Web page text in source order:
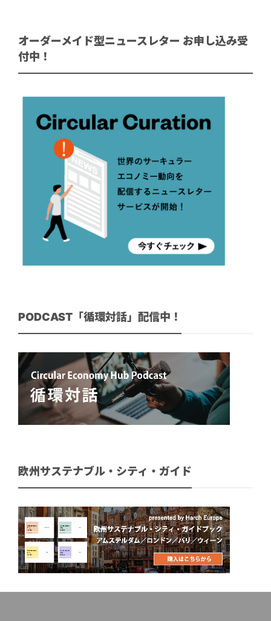
オーダーメイド型ニュースレター お申し込み受
付中！
PODCAST「循環対話」配信中！
欧州サステナブル・シティ・ガイド